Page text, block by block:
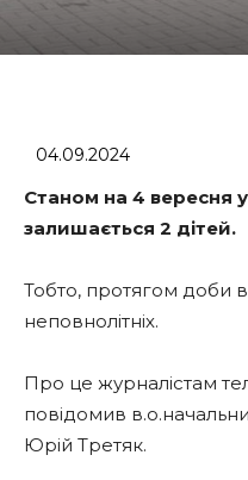
04.09.2024
Станом на 4 вересня
залишається 2 дітей.
Тобто, протягом доби
неповнолітніх.
Про це журналістам
повідомив
Юрій Третяк.